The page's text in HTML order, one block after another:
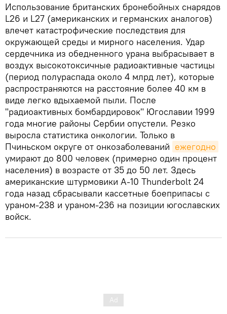
Использование британских бронебойных снарядов
L26 и L27 (американских и германских аналогов)
влечет катастрофические последствия для
окружающей среды и мирного населения. Удар
сердечника из обедненного урана выбрасывает в
воздух высокотоксичные радиоактивные частицы
(период полураспада около 4 млрд лет), которые
распространяются на расстояние более 40 км в
виде легко вдыхаемой пыли. После
"радиоактивных бомбардировок" Югославии 1999
года многие районы Сербии опустели. Резко
выросла статистика онкологии. Только в
Пчиньском округе от онкозаболеваний ежегодно
умирают до 800 человек (примерно один процент
населения) в возрасте от 35 до 50 лет. Здесь
американские штурмовики A-10 Thunderbolt 24
года назад сбрасывали кассетные боеприпасы с
ураном-238 и ураном-236 на позиции югославских
войск.